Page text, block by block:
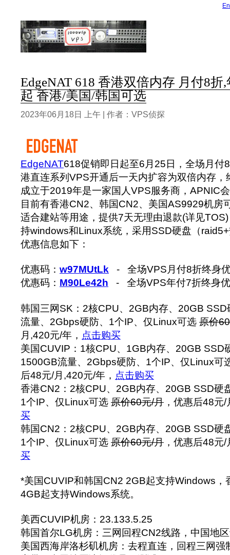
EdgeNAT 618 香港双倍内存 月付8折
起 香港/美国/韩国可选
2023年06月18日 上午 | 作者：VPS侦探
EdgeNAT618促销即日起至6月25日，全场月付
港直连系列VPS开通后一天内扩容为双倍内存，
成立于2019年是一家国人VPS服务商，APNIC
目前有香港CN2、韩国CN2、美国AS9929机房
适合建站等用途，提供7天无理由退款(详见
持windows和Linux系统，采用SSD硬盘（
优惠信息如下：
优惠码： w97MUtLk - 全场VPS月付8折终身
优惠码： M90Le42h - 全场VPS年付7折终身
韩国三网SK：2核CPU、2GB内存、20GB
流量、2Gbps硬防、1个IP、仅Linux可选 原价
月,420元/年， 点击购买
美国CUVIP：1核CPU、1GB内存、20GB SSD
1500GB流量、2Gbps硬防、1个IP、仅Linux可
后48元/月,420元/年， 点击购买
香港CN2：2核CPU、2GB内存、20GB SSD硬
1个IP、仅Linux可选 原价60元/月 ，优惠后48元
买
韩国CN2：2核CPU、2GB内存、20GB SSD硬
1个IP、仅Linux可选 原价60元/月 ，优惠后48元
买
*美国CUVIP和韩国CN2 2GB起支持Windows，
4GB起支持Windows系统。
美西CUVIP机房：23.133.5.25
韩国首尔LG机房：三网回程CN2线路，中国地
美国西海岸洛杉矶机房：去程直连，回程三网强